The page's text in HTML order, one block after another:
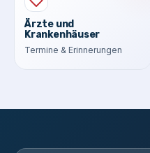
Ärzte und
Krankenhäuser
Termine & Erinnerungen